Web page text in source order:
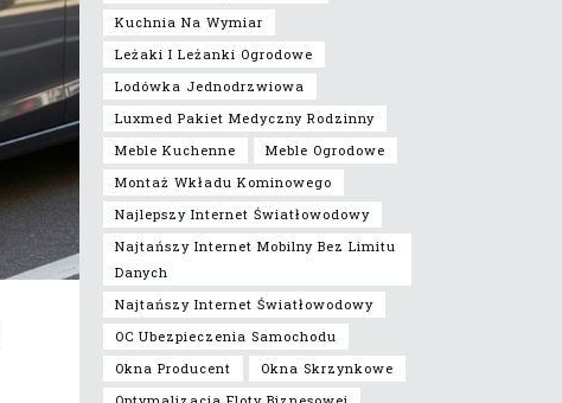
Kuchnia Na Wymiar
Leżaki I Leżanki Ogrodowe
Lodówka Jednodrzwiowa
Luxmed Pakiet Medyczny Rodzinny
Meble Kuchenne
Meble Ogrodowe
Montaż Wkładu Kominowego
Najlepszy Internet Światłowodowy
Najtańszy Internet Mobilny Bez Limitu
Danych
Najtańszy Internet Światłowodowy
OC Ubezpieczenia Samochodu
Okna Producent
Okna Skrzynkowe